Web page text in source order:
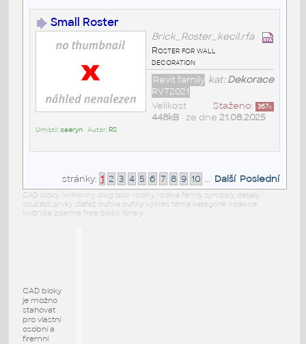
Small Roster
Brick_Roster_kecil.rfa
Roster for wall
decoration
kat:Dekorace
Revit family
RVT2021
Staženo: 367x
Velikost
448kB• ze dne 21.08.2025
Umístil:caeryn• Autor: RS
stránky: 1 2 3 4 5 6 7 8 9 10 ... Další Poslední
CAD bloky: knihovny dwg blok rodiny rodina family symboly detaily
součásti prvky stafáž buňka buňky výkres téma kategorie kolekce
knižnica zdarma free block library
CAD bloky
je možno
stahovat
pro vlastní
osobní a
firemní